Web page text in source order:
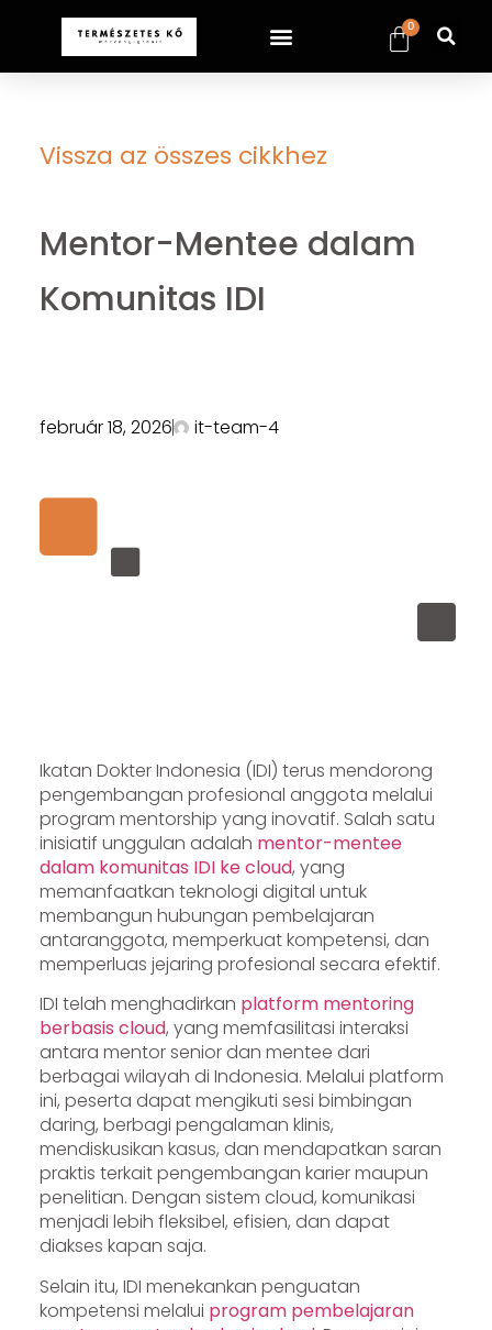
0
Vissza az összes cikkhez
Mentor-Mentee dalam
Komunitas IDI
február 18, 2026 it-team-4
Ikatan Dokter Indonesia (IDI) terus mendorong
pengembangan profesional anggota melalui
program mentorship yang inovatif. Salah satu
inisiatif unggulan adalah mentor-mentee
dalam komunitas IDI ke cloud, yang
memanfaatkan teknologi digital untuk
membangun hubungan pembelajaran
antaranggota, memperkuat kompetensi, dan
memperluas jejaring profesional secara efektif.
IDI telah menghadirkan platform mentoring
berbasis cloud, yang memfasilitasi interaksi
antara mentor senior dan mentee dari
berbagai wilayah di Indonesia. Melalui platform
ini, peserta dapat mengikuti sesi bimbingan
daring, berbagi pengalaman klinis,
mendiskusikan kasus, dan mendapatkan saran
praktis terkait pengembangan karier maupun
penelitian. Dengan sistem cloud, komunikasi
menjadi lebih fleksibel, efisien, dan dapat
diakses kapan saja.
Selain itu, IDI menekankan penguatan
kompetensi melalui program pembelajaran